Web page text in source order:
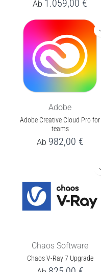
Ab 1.059,00 €
Adobe
Adobe Creative Cloud Pro for
teams
Ab 982,00 €
Chaos Software
Chaos V-Ray 7 Upgrade